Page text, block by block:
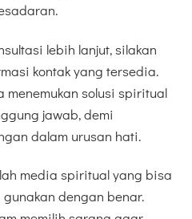
lebih lanjut, silakan
kontak yang tersedia.
menemukan solusi spiritual
jawab, demi
dalam urusan hati.
media spiritual yang bisa
dengan benar.